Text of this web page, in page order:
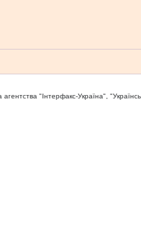
"Iнтерфакс-Україна",